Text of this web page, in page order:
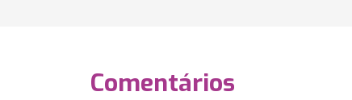
Comentários